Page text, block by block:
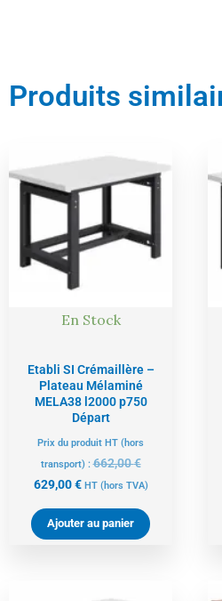
Produits
En Stock
Etabli SI Crémaillère –
Plateau Mélaminé
MELA38 l2000 p750
Départ
Prix du produit HT (hors
transport) :662,00€
prix
initial
662,00 €.
629,00€
actuel
629,00 €.
HT (hors TVA)
Ajouter au panier